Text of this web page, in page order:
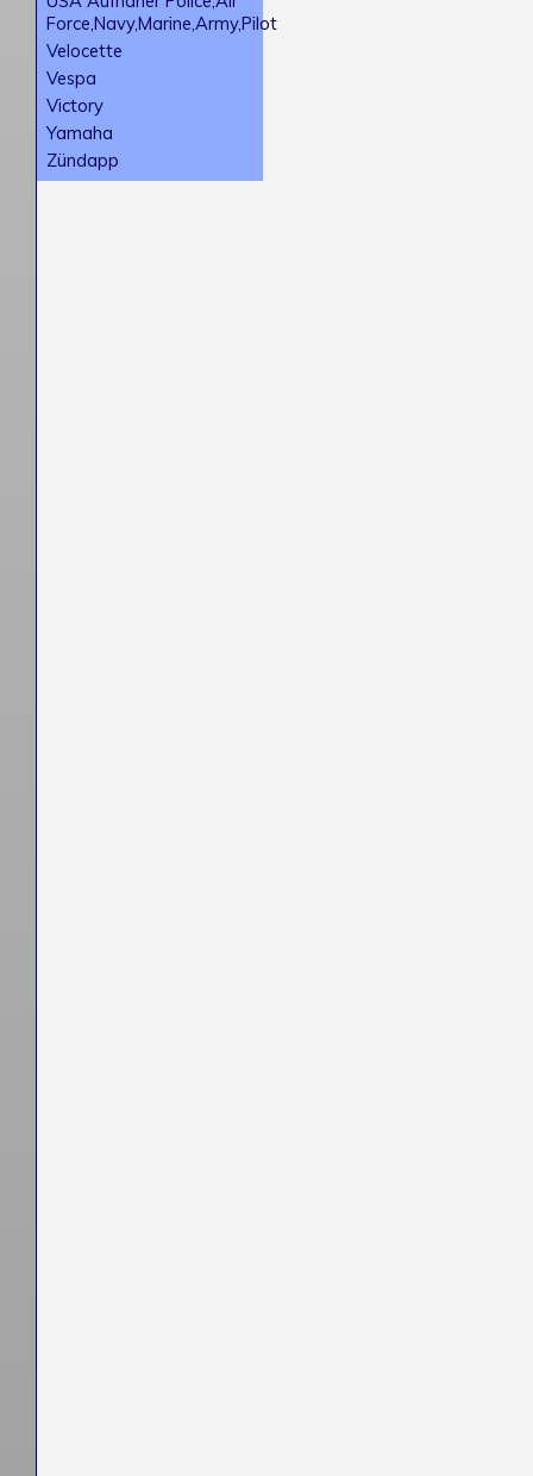
Force,Navy,Marine,Army,Pilot
Velocette
Vespa
Victory
Yamaha
Zündapp